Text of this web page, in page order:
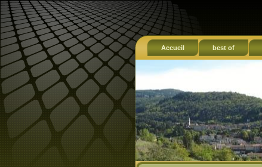
Accueil best of